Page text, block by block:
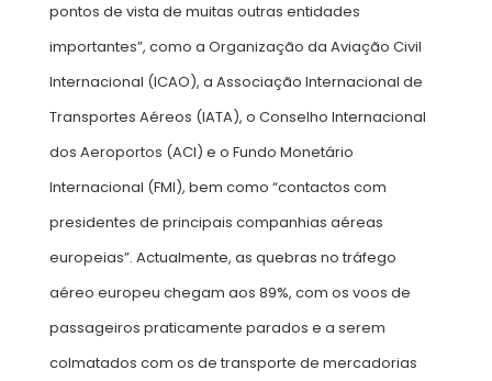
pontos de vista de muitas outras entidades
importantes”, como a Organização da Aviação Civil
Internacional (ICAO), a Associação Internacional de
Transportes Aéreos (IATA), o Conselho Internacional
dos Aeroportos (ACI) e o Fundo Monetário
Internacional (FMI), bem como “contactos com
presidentes de principais companhias aéreas
europeias”. Actualmente, as quebras no tráfego
aéreo europeu chegam aos 89%, com os voos de
passageiros praticamente parados e a serem
colmatados com os de transporte de mercadorias